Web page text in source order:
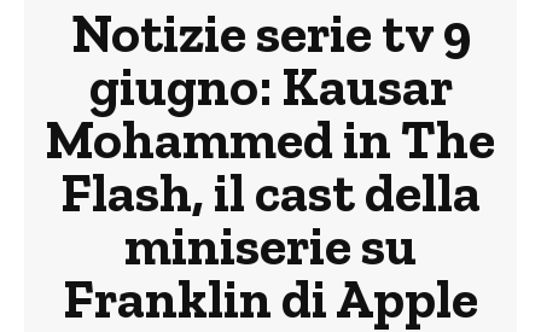
Notizie serie tv 9
giugno: Kausar
Mohammed in The
Flash, il cast della
miniserie su
Franklin di Apple